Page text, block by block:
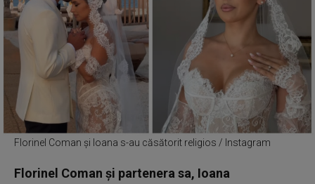
Florinel Coman și Ioana s-au căsătorit religios / Instagram
Florinel Coman și partenera sa, Ioana